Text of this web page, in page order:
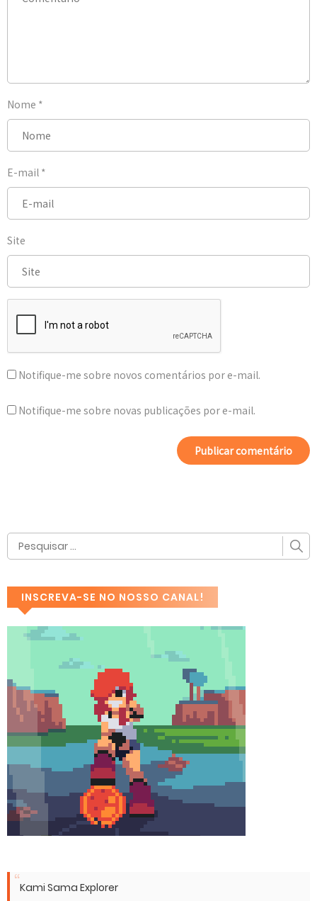
Nome *
E-mail *
Site
Notifique-me sobre novos comentários por e-mail.
Notifique-me sobre novas publicações por e-mail.
INSCREVA-SE NO NOSSO CANAL!
Kami Sama Explorer